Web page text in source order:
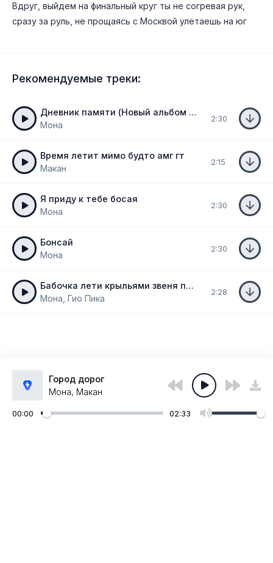
Вдруг, выйдем на финальный круг ты не согревая рук,
сразу за руль, не прощаясь с Москвой улетаешь на юг
Рекомендуемые треки:
Дневник памяти (Новый альбом 2024)
Мона
2:30
Время летит мимо будто амг гт
Макан
2:15
Я приду к тебе босая
Мона
2:30
Бонсай
Мона
2:30
Бабочка лети крыльями звеня полная версия
Мона, Гио Пика
2:28
Город дорог
Мона, Макан
00:00 02:33